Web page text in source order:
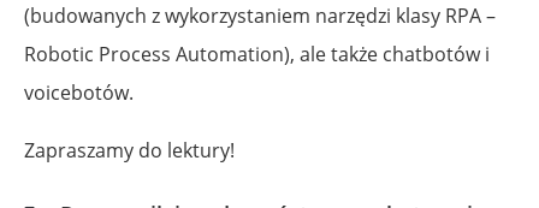
(budowanych z wykorzystaniem narzędzi klasy RPA –
Robotic Process Automation), ale także chatbotów i
voicebotów.
Zapraszamy do lektury!